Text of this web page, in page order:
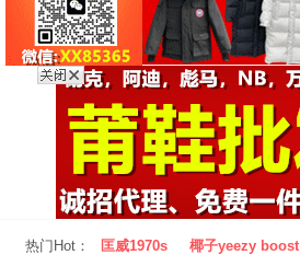
热门Hot： 匡威1970s 椰子yeezy boost